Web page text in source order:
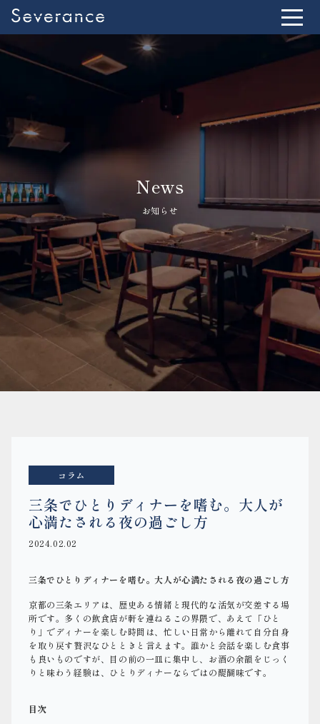
News
お知らせ
コラム
三条でひとりディナーを嗜む。大人が
心満たされる夜の過ごし方
2024.02.02
三条でひとりディナーを嗜む。大人が心満たされる夜の過ごし方
京都の三条エリアは、歴史ある情緒と現代的な活気が交差する場
所です。多くの飲食店が軒を連ねるこの界隈で、あえて「ひと
り」でディナーを楽しむ時間は、忙しい日常から離れて自分自身
を取り戻す贅沢なひとときと言えます。誰かと会話を楽しむ食事
も良いものですが、目の前の一皿に集中し、お酒の余韻をじっく
りと味わう経験は、ひとりディナーならではの醍醐味です。
目次